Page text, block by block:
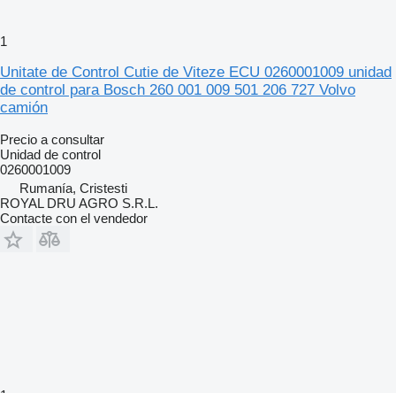
1
Unitate de Control Cutie de Viteze ECU 0260001009 unidad
de control para Bosch 260 001 009 501 206 727 Volvo
camión
Precio a consultar
Unidad de control
0260001009
Rumanía, Cristesti
ROYAL DRU AGRO S.R.L.
Contacte con el vendedor